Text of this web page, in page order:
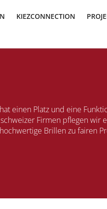
KIEZCONNECTION
einen Platz und eine
Firmen pflegen wir
Brillen zu fairen